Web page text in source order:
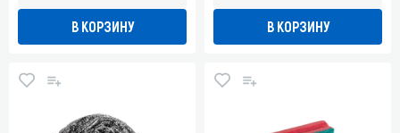
В КОРЗИНУ В КОРЗИНУ